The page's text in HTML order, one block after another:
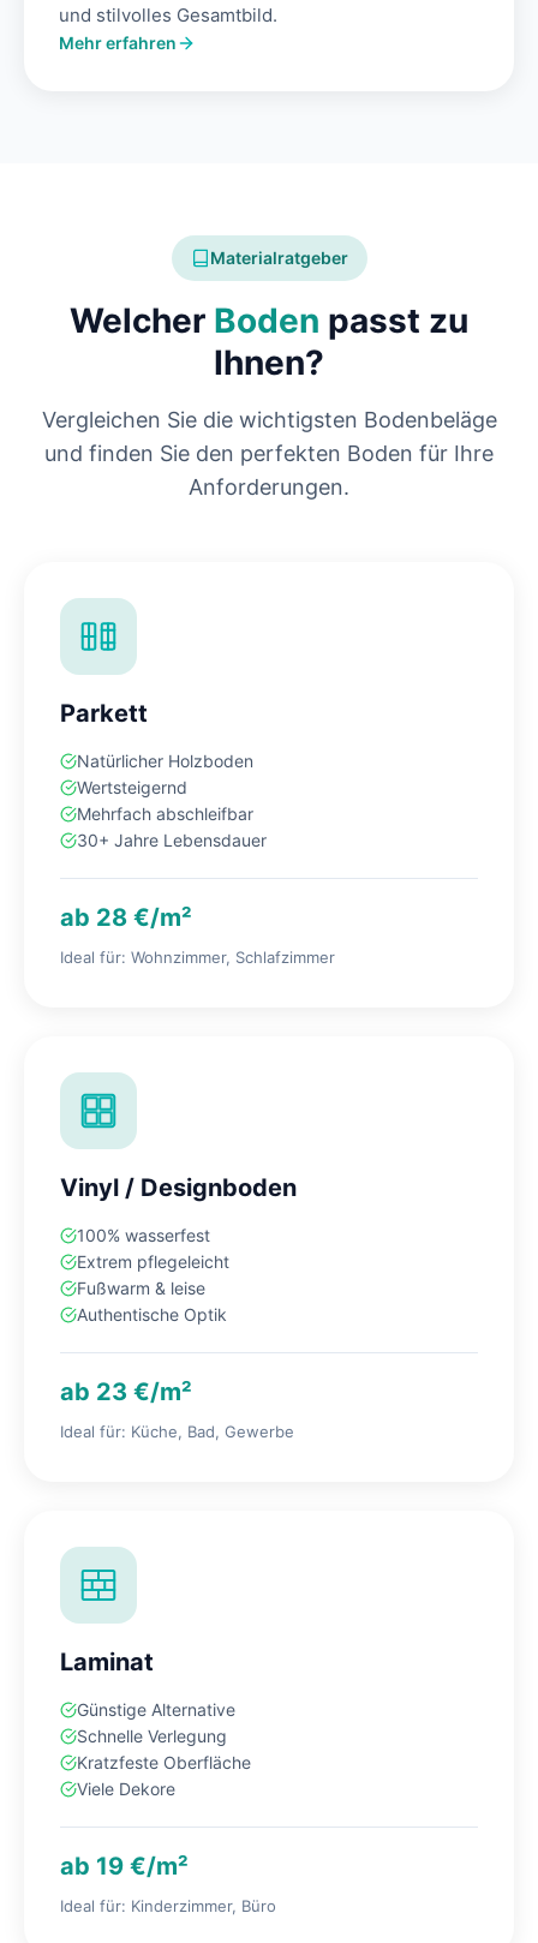
und stilvolles Gesamtbild.
Mehr erfahren
Materialratgeber
Welcher Boden passt zu
Ihnen?
Vergleichen Sie die wichtigsten Bodenbeläge
und finden Sie den perfekten Boden für Ihre
Anforderungen.
Parkett
Natürlicher Holzboden
Wertsteigernd
Mehrfach abschleifbar
30+ Jahre Lebensdauer
ab 28 €/m²
Ideal für: Wohnzimmer, Schlafzimmer
Vinyl / Designboden
100% wasserfest
Extrem pflegeleicht
Fußwarm & leise
Authentische Optik
ab 23 €/m²
Ideal für: Küche, Bad, Gewerbe
Laminat
Günstige Alternative
Schnelle Verlegung
Kratzfeste Oberfläche
Viele Dekore
ab 19 €/m²
Ideal für: Kinderzimmer, Büro